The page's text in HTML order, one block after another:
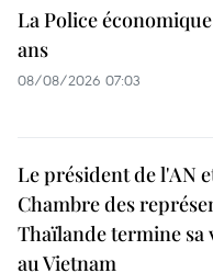
La Police
ans
08/08/2026 07:03
Le président de l'AN
Chambre des
Thaïlande termine sa
au Vietnam